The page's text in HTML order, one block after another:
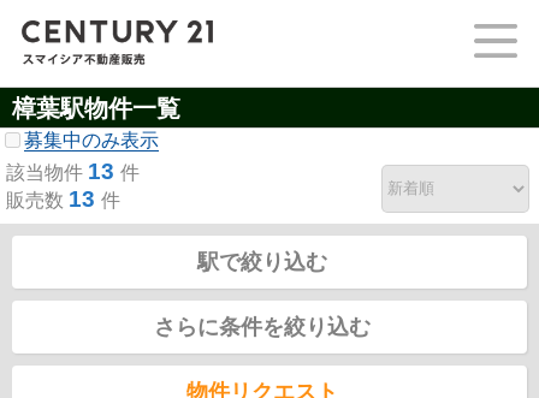
樟葉駅物件一覧
募集中のみ表示
該当物件 13 件
販売数 13 件
駅で絞り込む
さらに条件を絞り込む
物件リクエスト